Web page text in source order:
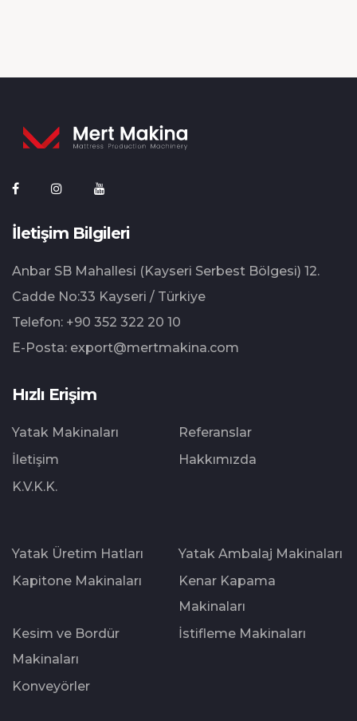
İletişim Bilgileri
Anbar SB Mahallesi (Kayseri Serbest Bölgesi) 12.⁠
⁠Cadde No:33 Kayseri / Türkiye
Telefon: +90 352 322 20 10
E-Posta: export@mertmakina.com
Hızlı Erişim
Yatak Makinaları
Referanslar
İletişim
Hakkımızda
K.V.K.K.
Yatak Üretim Hatları
Yatak Ambalaj Makinaları
Kapitone Makinaları
Kenar Kapama
Makinaları
Kesim ve Bordür
Makinaları
İstifleme Makinaları
Konveyörler